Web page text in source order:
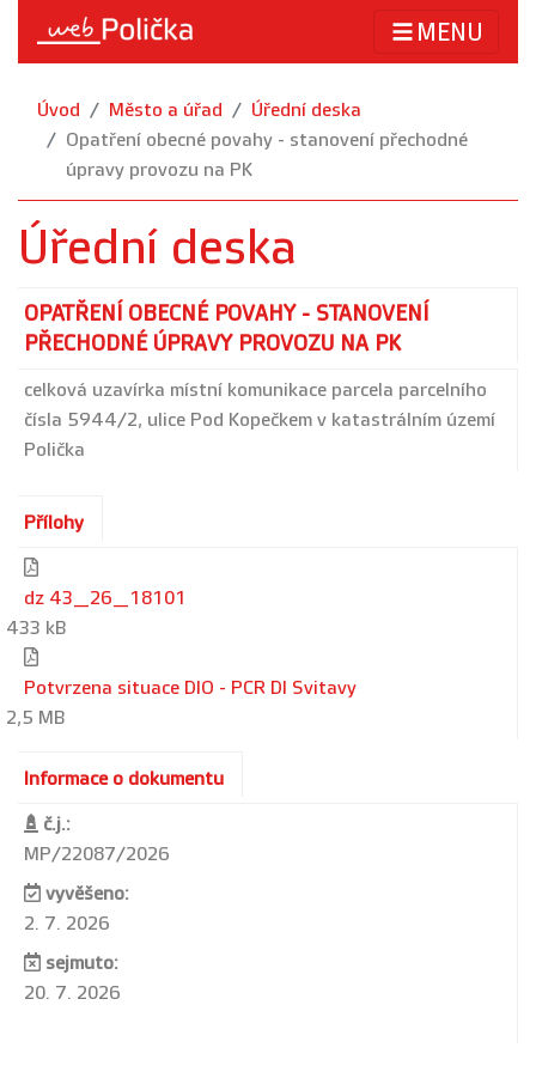
MENU
Úvod Město a úřad
Úřední deska
Opatření obecné povahy - stanovení přechodné
úpravy provozu na PK
Úřední deska
OPATŘENÍ OBECNÉ POVAHY - STANOVENÍ
PŘECHODNÉ ÚPRAVY PROVOZU NA PK
celková uzavírka místní komunikace parcela parcelního
čísla 5944/2, ulice Pod Kopečkem v katastrálním území
Polička
Přílohy
dz 43_26_18101
433 kB
Potvrzena situace DIO - PCR DI Svitavy
2,5 MB
Informace o dokumentu
č.j.:
MP/22087/2026
vyvěšeno:
2. 7. 2026
sejmuto:
20. 7. 2026